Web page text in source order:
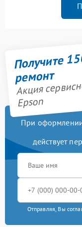
Получите
ремонт
Акция
Epson
При
действует
Отправляя, Вы